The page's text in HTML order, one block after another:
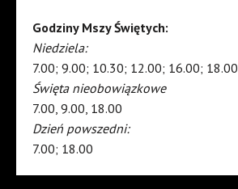
Godziny Mszy Świętych:
Niedziela:
7.00; 9.00; 10.30; 12.00; 16.00; 18.00
Święta nieobowiązkowe
7.00, 9.00, 18.00
Dzień powszedni:
7.00; 18.00